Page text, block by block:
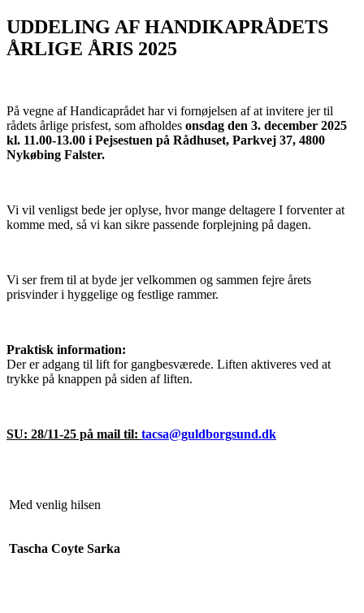
UDDELING AF HANDIKAPRÅDETS
ÅRLIGE ÅRIS 2025
På vegne af Handicaprådet har vi fornøjelsen af at invitere jer til
rådets årlige prisfest, som afholdes onsdag den 3. december 2025
kl. 11.00-13.00 i Pejsestuen på Rådhuset, Parkvej 37, 4800
Nykøbing Falster.
Vi vil venligst bede jer oplyse, hvor mange deltagere I forventer at
komme med, så vi kan sikre passende forplejning på dagen.
Vi ser frem til at byde jer velkommen og sammen fejre årets
prisvinder i hyggelige og festlige rammer.
Praktisk information:
Der er adgang til lift for gangbesværede. Liften aktiveres ved at
trykke på knappen på siden af liften.
SU: 28/11-25 på mail til: tacsa@guldborgsund.dk
Med venlig hilsen
Tascha Coyte Sarka